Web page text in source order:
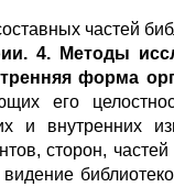
частей
Методы
форма
его
и внутренних
сторон,